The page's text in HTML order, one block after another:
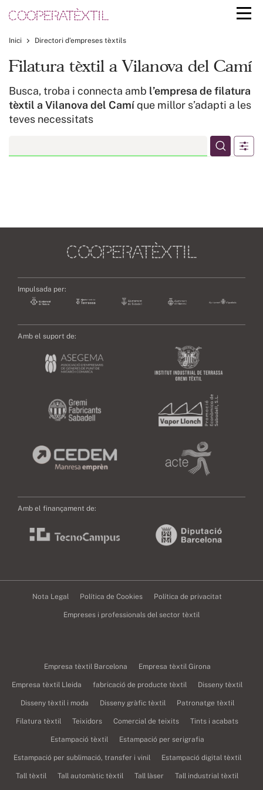
Inici Directori d’empreses tèxtils
Filatura tèxtil a Vilanova del Camí
Busca, troba i connecta amb l’empresa de filatura
tèxtil a Vilanova del Camíque millor s’adapti a les
teves necessitats
Impulsada per:
Amb el suport de:
Amb el finançament de:
Nota Legal Política de Cookies Política de privacitat
Empreses i professionals del sector tèxtil
Empresa tèxtil Barcelona Empresa tèxtil Girona
Empresa tèxtil Lleida fabricació de producte tèxtil Disseny tèxtil
Disseny tèxtil i moda Disseny gràfic tèxtil Patronatge tèxtil
Filatura tèxtil Teixidors Comercial de teixits Tints i acabats
Estampació tèxtil Estampació per serigrafia
Estampació per sublimació, transfer i vinil Estampació digital tèxtil
Tall tèxtil Tall automàtic tèxtil Tall làser Tall industrial tèxtil